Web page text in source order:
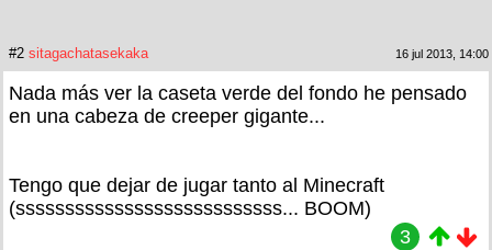
#2 sitagachatasekaka 16 jul 2013, 14:00
Nada más ver la caseta verde del fondo he pensado
en una cabeza de creeper gigante...
Tengo que dejar de jugar tanto al Minecraft
(sssssssssssssssssssssssssss... BOOM)
3